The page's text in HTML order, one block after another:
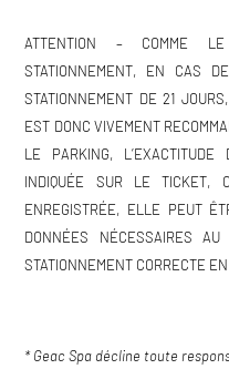
ATTENTION – COMME
STATIONNEMENT, EN CAS
STATIONNEMENT DE 21
EST DONC VIVEMENT
LE PARKING, L’EXACTITUDE
INDIQUÉE SUR LE TICKET,
ENREGISTRÉE, ELLE PEUT
DONNÉES NÉCESSAIRES
STATIONNEMENT CORRECTE
* Geac Spa décline toute